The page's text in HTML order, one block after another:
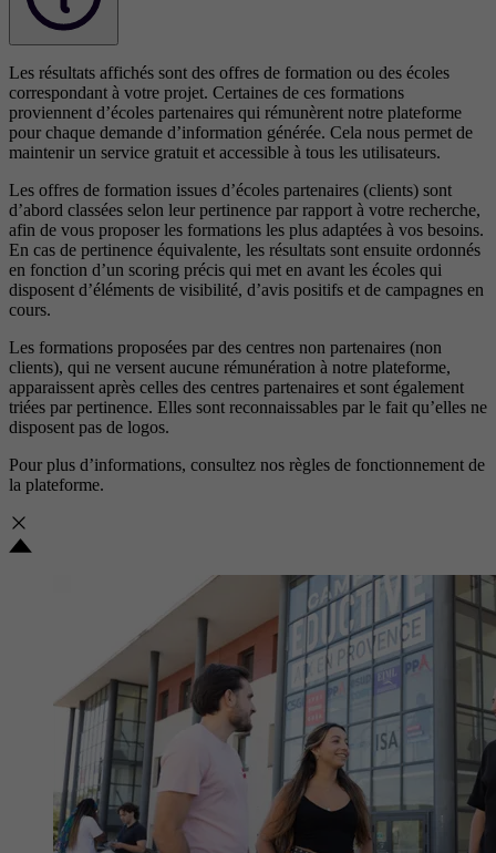
Les résultats affichés sont des offres de formation ou des écoles
correspondant à votre projet. Certaines de ces formations
proviennent d’écoles partenaires qui rémunèrent notre plateforme
pour chaque demande d’information générée. Cela nous permet de
maintenir un service gratuit et accessible à tous les utilisateurs.
Les offres de formation issues d’écoles partenaires (clients) sont
d’abord classées selon leur pertinence par rapport à votre recherche,
afin de vous proposer les formations les plus adaptées à vos besoins.
En cas de pertinence équivalente, les résultats sont ensuite ordonnés
en fonction d’un scoring précis qui met en avant les écoles qui
disposent d’éléments de visibilité, d’avis positifs et de campagnes en
cours.
Les formations proposées par des centres non partenaires (non
clients), qui ne versent aucune rémunération à notre plateforme,
apparaissent après celles des centres partenaires et sont également
triées par pertinence. Elles sont reconnaissables par le fait qu’elles ne
disposent pas de logos.
Pour plus d’informations, consultez nos règles de fonctionnement de
la plateforme.